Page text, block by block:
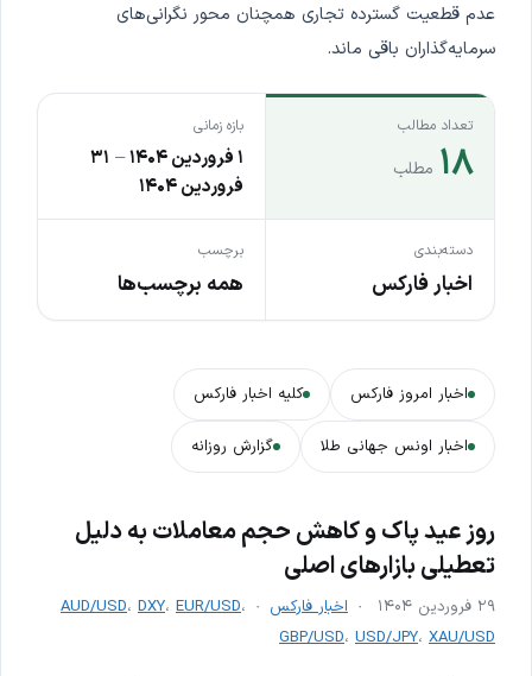
عدم قطعیت گسترده تجاری همچنان محور نگرانی‌های
سرمایه‌گذاران باقی ماند.
تعداد مطالب
۱۸ مطلب
بازه زمانی
۱ فروردین ۱۴۰۴ – ۳۱
فروردین ۱۴۰۴
دسته‌بندی
اخبار فارکس
برچسب
همه برچسب‌ها
اخبار امروز فارکس کلیه اخبار فارکس
اخبار اونس جهانی طلا گزارش روزانه
روز عید پاک و کاهش حجم معاملات به دلیل
تعطیلی بازارهای اصلی
۲۹ فروردین ۱۴۰۴ اخبار فارکس AUD/USD، DXY، EUR/USD،
GBP/USD، USD/JPY، XAU/USD